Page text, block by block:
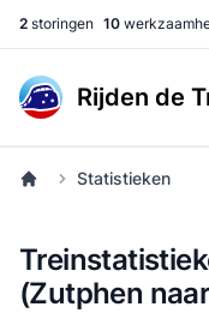
2 storingen 10
Rijden de
Statistieken
(Zutphen